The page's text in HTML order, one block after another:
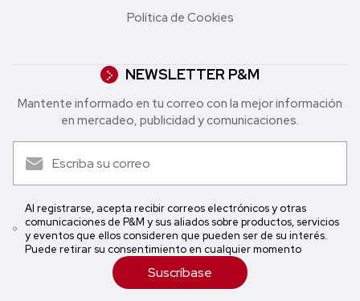
Política de Cookies
NEWSLETTER P&M
Mantente informado en tu correo con la mejor in formación
en mercadeo, publicidad y comunicaciones.
Al registrarse, acepta recibir correos electrónicos y otras
comunicaciones de P&M y sus aliados sobre productos, servicios
y eventos que ellos consideren que pueden ser de su interés.
Puede retirar su consentimiento en cualquier momento
Suscríbase